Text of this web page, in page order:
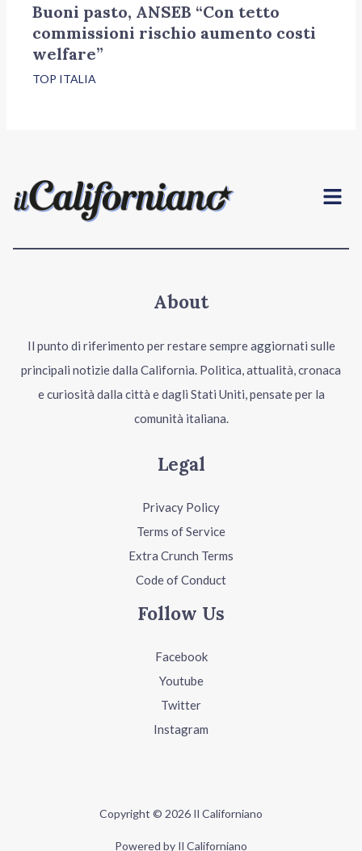
Buoni pasto, ANSEB “Con tetto
commissioni rischio aumento costi
welfare”
TOP ITALIA
Menu
About
Il punto di riferimento per restare sempre aggiornati sulle
principali notizie dalla California. Politica, attualità, cronaca
e curiosità dalla città e dagli Stati Uniti, pensate per la
comunità italiana.
Legal
Privacy Policy
Terms of Service
Extra Crunch Terms
Code of Conduct
Follow Us
Facebook
Youtube
Twitter
Instagram
Copyright © 2026 Il Californiano
Powered by Il Californiano